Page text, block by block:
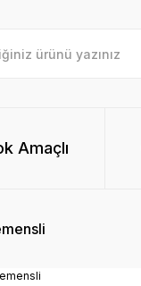
Amaçlı